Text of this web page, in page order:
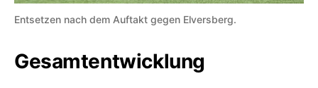
Entsetzen nach dem Auftakt gegen Elversberg.
Gesamtentwicklung